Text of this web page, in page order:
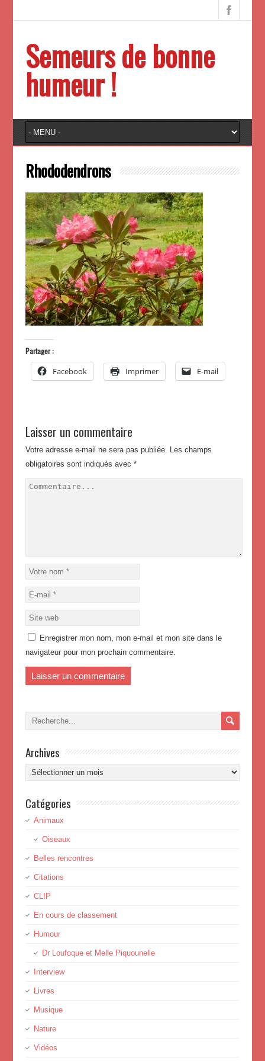
Semeurs de bonne
humeur !
Rhododendrons
Partager :
Facebook Imprimer E-mail
Laisser un commentaire
Votre adresse e-mail ne sera pas publiée. Les champs
obligatoires sont indiqués avec *
Enregistrer mon nom, mon e-mail et mon site dans le
navigateur pour mon prochain commentaire.
Archives
Archives
Catégories
Animaux
Oiseaux
Belles rencontres
Citations
CLIP
En cours de classement
Humour
Dr Loufoque et Melle Piquounelle
Interview
Livres
Musique
Nature
Vidéos